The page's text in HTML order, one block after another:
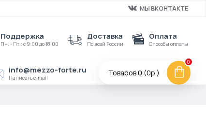
МЫ ВКОНТАКТЕ
Поддержка
Пн. - Пт.: с 9:00 до 18:00
Доставка
По всей России
Оплата
Способы оплаты
info@mezzo-forte.ru
Написать e-mail
Товаров 0 (0р.)
0